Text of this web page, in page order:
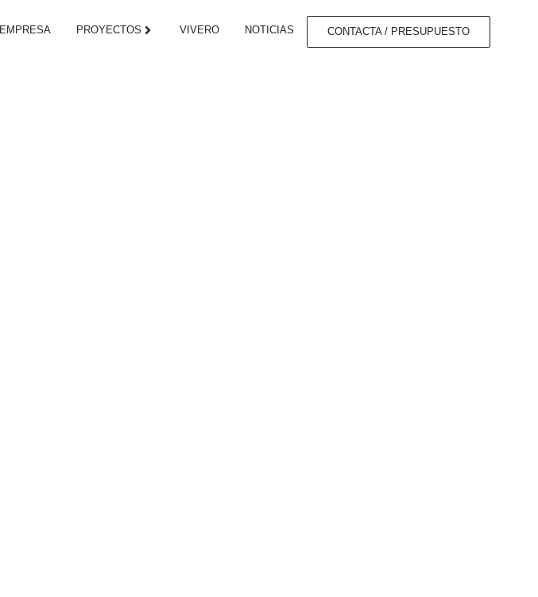
EMPRESA PROYECTOS VIVERO NOTICIAS CONTACTA / PRESUPUESTO